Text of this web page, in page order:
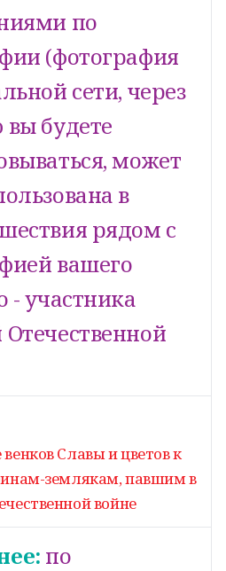
по
(фотография
сети, через
будете
может
в
рядом с
вашего
- участника
Славы и цветов к
землякам, павшим в
войне
по